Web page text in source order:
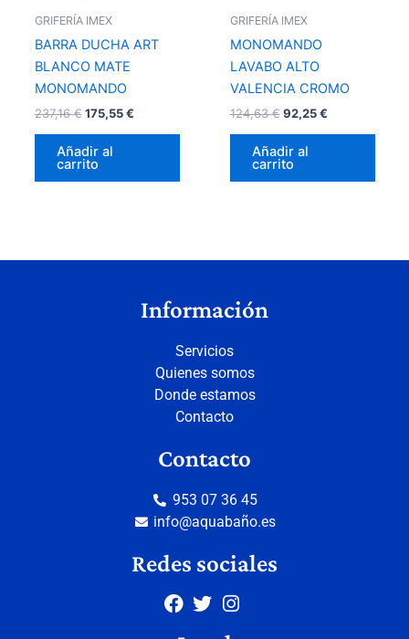
GRIFERÍA IMEX
BARRA DUCHA ART
BLANCO MATE
MONOMANDO
237,16€ 175,55€
Añadir al
carrito
GRIFERÍA IMEX
MONOMANDO
LAVABO ALTO
VALENCIA CROMO
124,63€ 92,25€
Añadir al
carrito
Información
Servicios
Quienes somos
Donde estamos
Contacto
Contacto
953 07 36 45
info@aquabaño.es
Redes sociales